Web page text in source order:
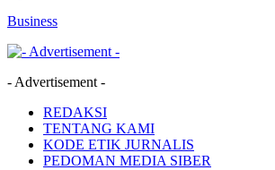
Business
- Advertisement -
REDAKSI
TENTANG KAMI
KODE ETIK JURNALIS
PEDOMAN MEDIA SIBER